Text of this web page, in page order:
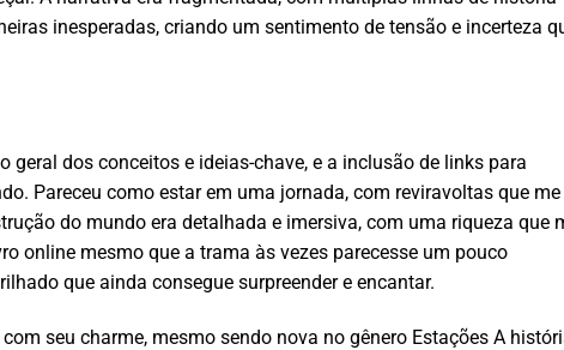
inesperadas, criando um sentimento de tensão e incerteza
geral dos conceitos e ideias-chave, e a inclusão de links para
Pareceu como estar em uma jornada, com reviravoltas que me
do mundo era detalhada e imersiva, com uma riqueza que
online mesmo que a trama às vezes parecesse um pouco
que ainda consegue surpreender e encantar.
seu charme, mesmo sendo nova no gênero Estações A